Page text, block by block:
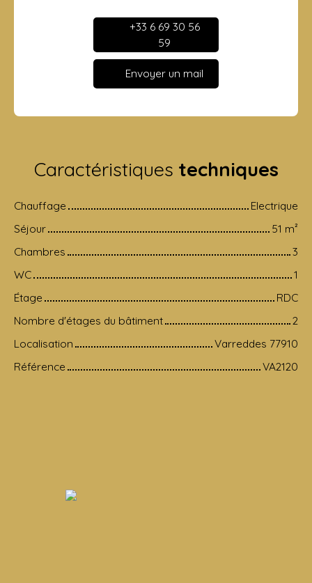
+33 6 69 30 56
59
Envoyer un mail
Caractéristiques techniques
Chauffage
Electrique
Séjour
51 m²
Chambres
3
WC
1
Étage
RDC
Nombre d'étages du bâtiment
2
Localisation
Varreddes 77910
Référence
VA2120